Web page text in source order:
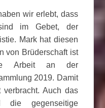
wir erlebt, dass
im Gebet, der
Mark hat diesen
von Brüderschaft ist
Arbeit an der
2019. Damit
Auch das
die gegenseitige